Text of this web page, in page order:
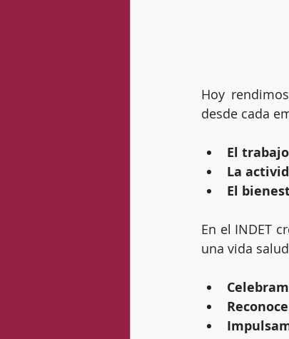
Hoy
desde cada
El
La
El
En el INDET
una vida